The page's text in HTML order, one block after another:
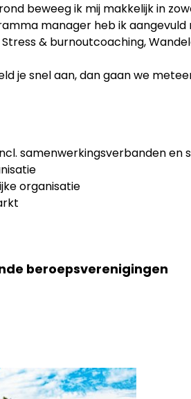
beweeg ik mij makkelijk in
manager heb ik
& burnoutcoaching,
je snel aan, dan gaan we
samenwerkingsverbanden en
organisatie
beroepsverenigingen